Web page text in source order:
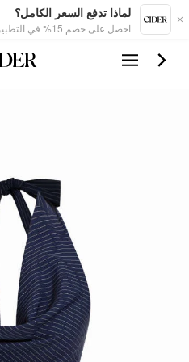
لماذا تدفع السعر الكامل؟
احصل على خصم 15% في التطبيق